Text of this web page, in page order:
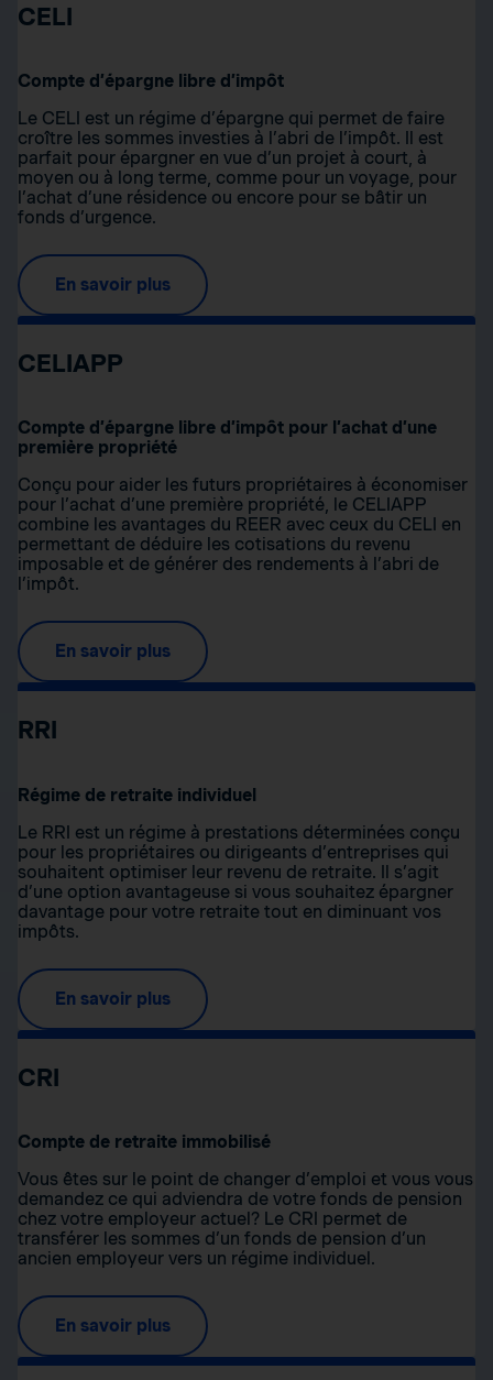
CELI
Compte d’épargne libre d’impôt
Le CELI est un régime d’épargne qui permet de faire
croître les sommes investies à l’abri de l’impôt. Il est
parfait pour épargner en vue d’un projet à court, à
moyen ou à long terme, comme pour un voyage, pour
l’achat d’une résidence ou encore pour se bâtir un
fonds d’urgence.
En savoir plus
CELIAPP
Compte d’épargne libre d’impôt pour l’achat d’une
première propriété
Conçu pour aider les futurs propriétaires à économiser
pour l’achat d’une première propriété, le CELIAPP
combine les avantages du REER avec ceux du CELI en
permettant de déduire les cotisations du revenu
imposable et de générer des rendements à l’abri de
l’impôt.
En savoir plus
RRI
Régime de retraite individuel
Le RRI est un régime à prestations déterminées conçu
pour les propriétaires ou dirigeants d’entreprises qui
souhaitent optimiser leur revenu de retraite. Il s’agit
d’une option avantageuse si vous souhaitez épargner
davantage pour votre retraite tout en diminuant vos
impôts.
En savoir plus
CRI
Compte de retraite immobilisé
Vous êtes sur le point de changer d’emploi et vous vous
demandez ce qui adviendra de votre fonds de pension
chez votre employeur actuel? Le CRI permet de
transférer les sommes d’un fonds de pension d’un
ancien employeur vers un régime individuel.
En savoir plus